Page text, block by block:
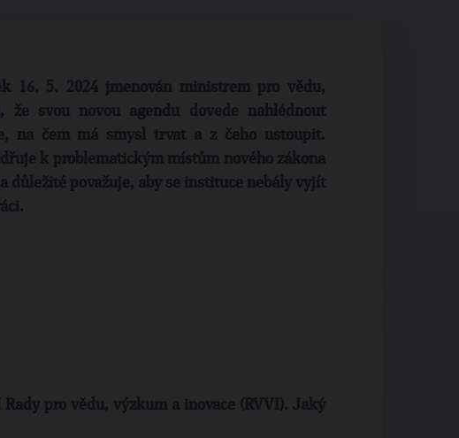
16. 5. 2024 jmenován ministrem pro vědu,
svou novou agendu dovede nahlédnout
na čem má smysl trvat a z čeho ustoupit.
k problematickým místům nového zákona
důležité považuje, aby se instituce nebály vyjít
pro vědu, výzkum a inovace (RVVI). Jaký